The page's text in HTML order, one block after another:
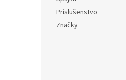
Príslušenstvo
Značky